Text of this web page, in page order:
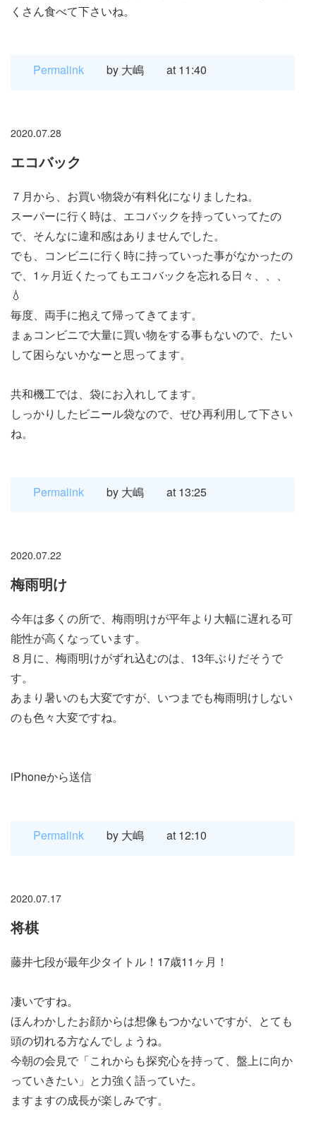
くさん食べて下さいね。
Permalink by 大嶋 at 11:40
2020.07.28
エコバック
７月から、お買い物袋が有料化になりましたね。
スーパーに行く時は、エコバックを持っていってたの
で、そんなに違和感はありませんでした。
でも、コンビニに行く時に持っていった事がなかったの
で、1ヶ月近くたってもエコバックを忘れる日々、、、
💧
毎度、両手に抱えて帰ってきてます。
まぁコンビニで大量に買い物をする事もないので、たい
して困らないかなーと思ってます。
共和機工では、袋にお入れしてます。
しっかりしたビニール袋なので、ぜひ再利用して下さい
ね。
Permalink by 大嶋 at 13:25
2020.07.22
梅雨明け
今年は多くの所で、梅雨明けが平年より大幅に遅れる可
能性が高くなっています。
８月に、梅雨明けがずれ込むのは、13年ぶりだそうで
す。
あまり暑いのも大変ですが、いつまでも梅雨明けしない
のも色々大変ですね。
iPhoneから送信
Permalink by 大嶋 at 12:10
2020.07.17
将棋
藤井七段が最年少タイトル！17歳11ヶ月！
凄いですね。
ほんわかしたお顔からは想像もつかないですが、とても
頭の切れる方なんでしょうね。
今朝の会見で「これからも探究心を持って、盤上に向か
っていきたい」と力強く語っていた。
ますますの成長が楽しみです。